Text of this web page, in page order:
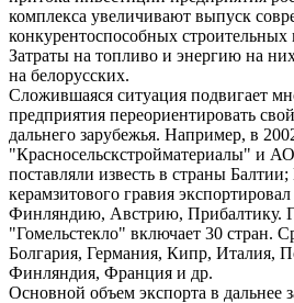
комплекса увеличивают выпуск
конкурентоспособных строительных
Затраты на топливо и энергию на
на белорусских.
Сложившаяся ситуация подвигает
предприятия переориентировать
дальнего зарубежья. Например, в
"Красносельскстройматериалы" и
поставляли известь в страны
керамзитового гравия
Финляндию, Австрию, Прибалтику.
"Гомельстекло" включает 30 стран.
Болгария, Германия, Кипр, Италия,
Финляндия, Франция и др.
Основной объем экспорта в дальнее